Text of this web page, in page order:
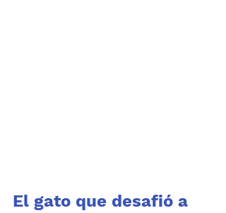
El gato que desafió a